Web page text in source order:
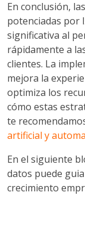
En conclusión,
potenciadas por
significativa al
rápidamente a
clientes. La
mejora la
optimiza los
cómo estas
te
artificial y
En el siguiente
datos puede
crecimiento